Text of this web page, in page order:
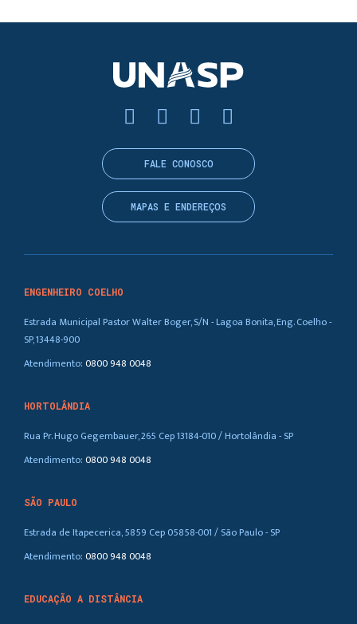
ENGENHEIRO COELHO
Estrada Municipal Pastor Walter Boger, S/N - Lagoa Bonita, Eng. Coelho -
SP, 13448-900
Atendimento:0800 948 0048
HORTOLÂNDIA
Rua Pr. Hugo Gegembauer, 265 Cep 13184-010 / Hortolândia - SP
Atendimento:0800 948 0048
SÃO PAULO
Estrada de Itapecerica, 5859 Cep 05858-001 / São Paulo - SP
Atendimento:0800 948 0048
EDUCAÇÃO A DISTÂNCIA
FALE CONOSCO
MAPAS E ENDEREÇOS